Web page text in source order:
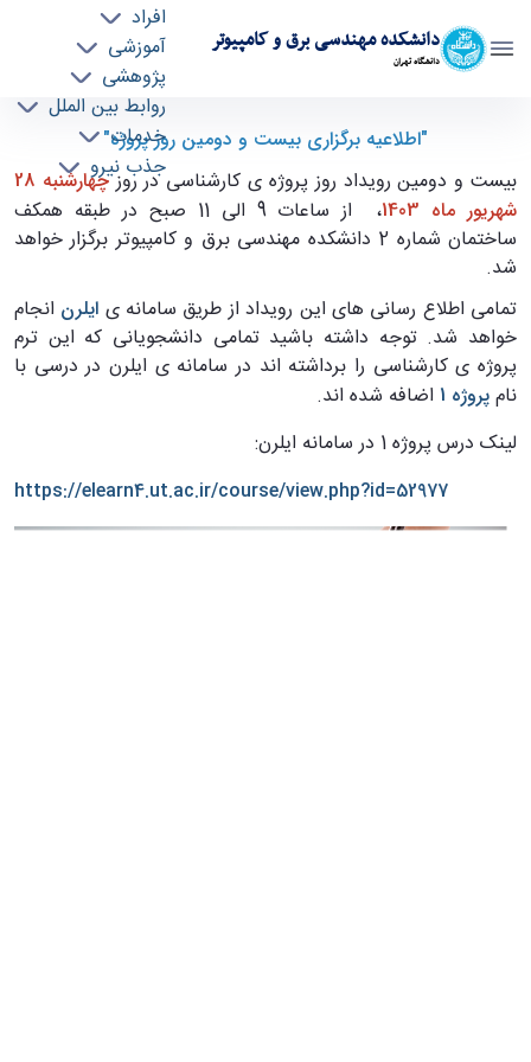
دانشکده مهندسی برق و کامپیوتر
دانشگاه تهران
افراد
آموزشی
پژوهشی
روابط بین الملل
خدمات
جذب نیرو
اطلاعیه برگزاری بیست و دومین دوره رویداد روز
پروژه - ece- دانشکده مهندسی برق و کامپیوتر
"اطلاعیه برگزاری بیست و دومین روز پروژه"
بیست و دومین رویداد روز پروژه ی کارشناسی در روز
چهارشنبه 28
شهریور ماه 1403
، از ساعات 9 الی 11 صبح در طبقه همکف
ساختمان شماره 2 دانشکده مهندسی برق و کامپیوتر برگزار خواهد
شد.
تمامی اطلاع رسانی های این رویداد از طریق سامانه ی ایلرن انجام
خواهد شد. توجه داشته باشید تمامی دانشجویانی که این ترم
پروژه ی کارشناسی را برداشته اند در سامانه ی ایلرن در درسی با
نام پروژه 1
اضافه شده اند.
لینک درس پروژه 1 در سامانه ایلرن:
https://elearn4.ut.ac.ir/course/view.php?id=52977